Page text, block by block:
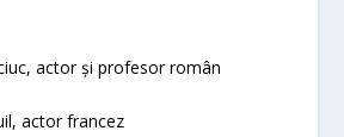
actor și profesor român
actor francez